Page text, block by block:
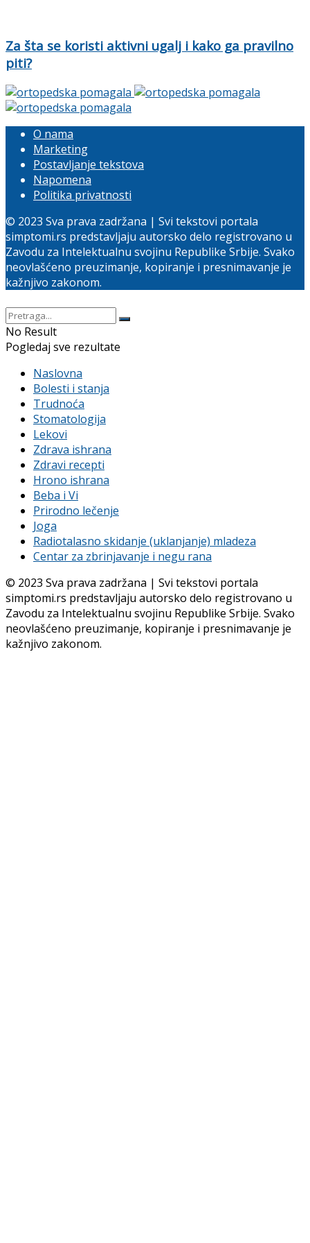
Za šta se koristi aktivni ugalj i kako ga pravilno
piti?
O nama
Marketing
Postavljanje tekstova
Napomena
Politika privatnosti
© 2023 Sva prava zadržana | Svi tekstovi portala
simptomi.rs predstavljaju autorsko delo registrovano u
Zavodu za Intelektualnu svojinu Republike Srbije. Svako
neovlašćeno preuzimanje, kopiranje i presnimavanje je
kažnjivo zakonom.
No Result
Pogledaj sve rezultate
Naslovna
Bolesti i stanja
Trudnoća
Stomatologija
Lekovi
Zdrava ishrana
Zdravi recepti
Hrono ishrana
Beba i Vi
Prirodno lečenje
Joga
Radiotalasno skidanje (uklanjanje) mladeza
Centar za zbrinjavanje i negu rana
© 2023 Sva prava zadržana | Svi tekstovi portala
simptomi.rs predstavljaju autorsko delo registrovano u
Zavodu za Intelektualnu svojinu Republike Srbije. Svako
neovlašćeno preuzimanje, kopiranje i presnimavanje je
kažnjivo zakonom.